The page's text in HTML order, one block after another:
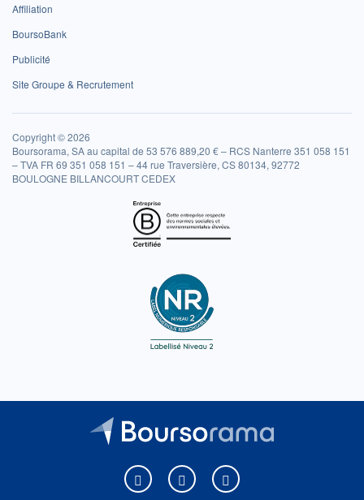
Affiliation
BoursoBank
Publicité
Site Groupe & Recrutement
Copyright © 2026
Boursorama, SA au capital de 53 576 889,20 € – RCS Nanterre 351 058 151
– TVA FR 69 351 058 151 – 44 rue Traversière, CS 80134, 92772
BOULOGNE BILLANCOURT CEDEX
Boursorama sur Facebook
Boursorama sur XBoursorama sur